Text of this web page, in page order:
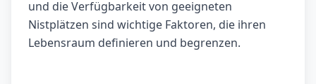
und die Verfügbarkeit von geeigneten
Nistplätzen sind wichtige Faktoren, die ihren
Lebensraum definieren und begrenzen.